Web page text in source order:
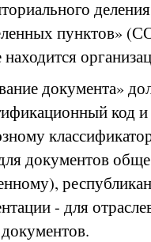
пунктов»
документа»
код
документов
- для